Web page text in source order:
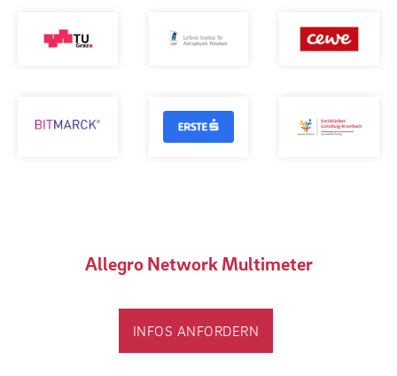
Allegro Network Multimeter
INFOS ANFORDERN